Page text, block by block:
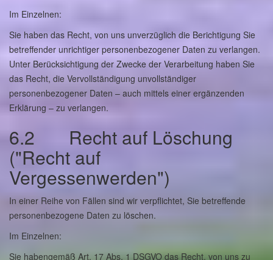
Im Einzelnen:
Sie haben das Recht, von uns unverzüglich die Berichtigung Sie
betreffender unrichtiger personenbezogener Daten zu verlangen.
Unter Berücksichtigung der Zwecke der Verarbeitung haben Sie
das Recht, die Vervollständigung unvollständiger
personenbezogener Daten – auch mittels einer ergänzenden
Erklärung – zu verlangen.
6.2 Recht auf Löschung
("Recht auf
Vergessenwerden")
In einer Reihe von Fällen sind wir verpflichtet, Sie betreffende
personenbezogene Daten zu löschen.
Im Einzelnen:
Sie habengemäß Art. 17 Abs. 1 DSGVO das Recht, von uns zu